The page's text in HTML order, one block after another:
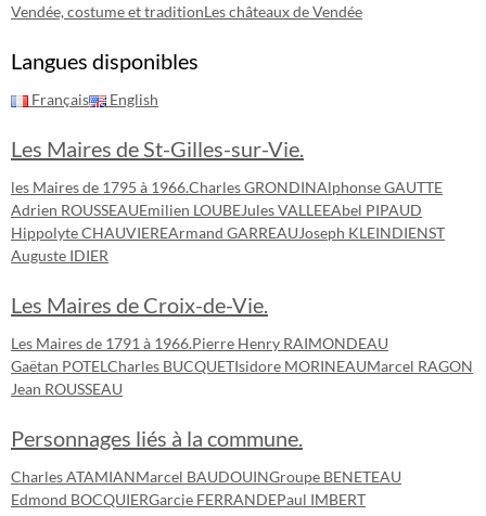
Vendée, costume et traditionLes châteaux de Vendée
Langues disponibles
Français English
Les Maires de St-Gilles-sur-Vie.
les Maires de 1795 à 1966.Charles GRONDINAlphonse GAUTTE
Adrien ROUSSEAUEmilien LOUBEJules VALLEEAbel PIPAUD
Hippolyte CHAUVIEREArmand GARREAUJoseph KLEINDIENST
Auguste IDIER
Les Maires de Croix-de-Vie.
Les Maires de 1791 à 1966.Pierre Henry RAIMONDEAU
Gaëtan POTEL Charles BUCQUETIsidore MORINEAUMarcel RAGON
Jean ROUSSEAU
Personnages liés à la commune.
Charles ATAMIANMarcel BAUDOUINGroupe BENETEAU
Edmond BOCQUIERGarcie FERRANDEPaul IMBERT